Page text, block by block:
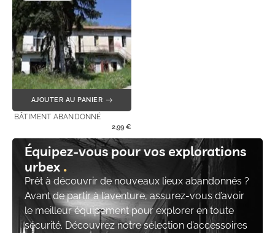
AJOUTER AU PANIER
BÂTIMENT ABANDONNÉ
2,99 €
Équipez-vous pour vos explorations
urbex
Prêt à découvrir de nouveaux lieux abandonnés ?
Avant de partir à l’aventure, assurez-vous d’avoir
le meilleur équipement pour explorer en toute
sécurité. Découvrez notre sélection d’accessoires